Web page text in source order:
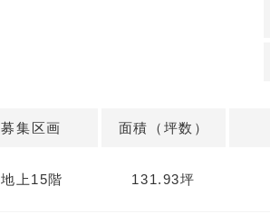
募集区画 面積（坪数）
地上15階 131.93坪